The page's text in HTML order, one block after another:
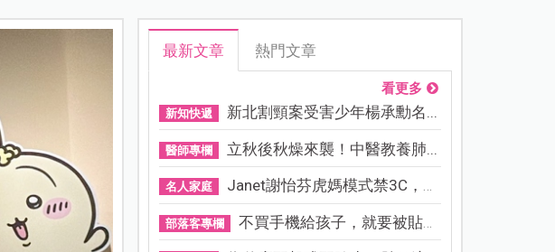
最新文章 熱門文章
看更多
新知快遞 新北割頸案受害少年楊承勳名...
醫師專欄 立秋後秋燥來襲！中醫教養肺...
名人家庭 Janet謝怡芬虎媽模式禁3C，看...
部落客專欄 不買手機給孩子，就要被貼「...